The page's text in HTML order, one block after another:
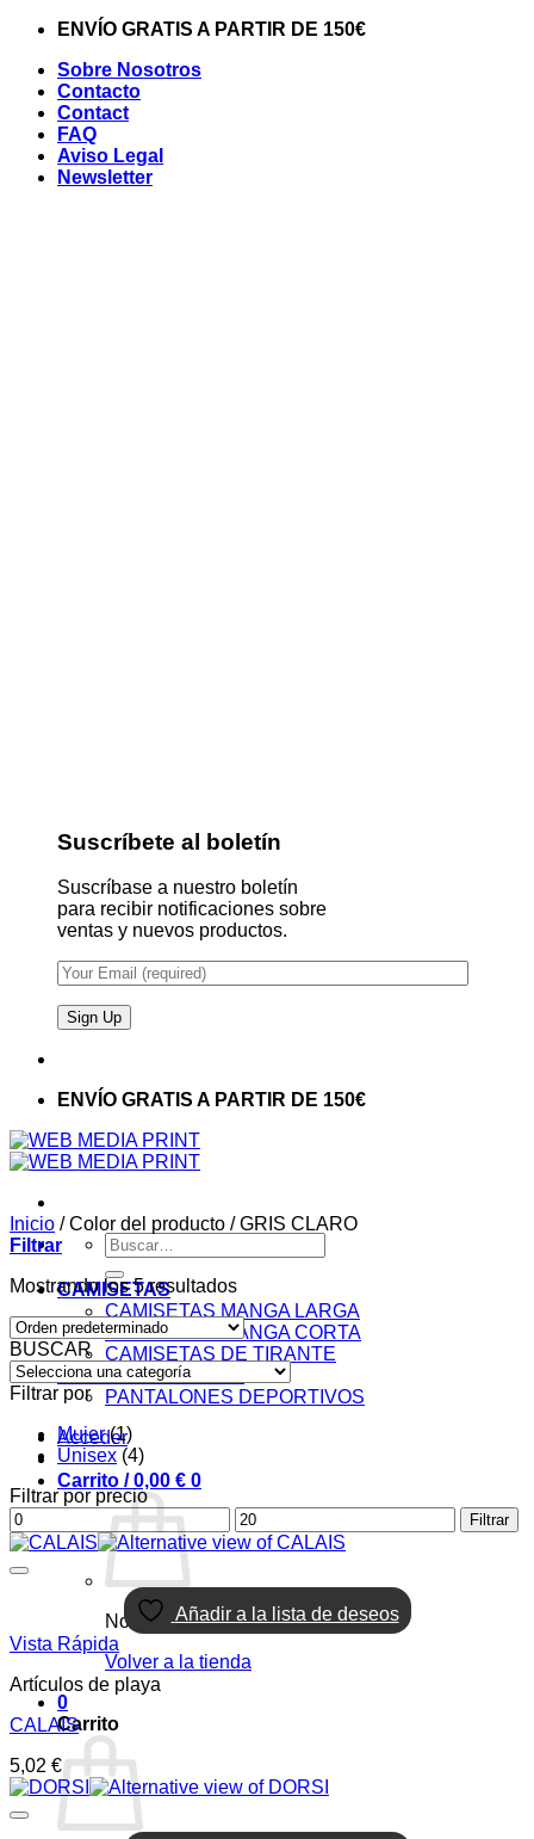
Saltar
contenido
ENVÍO GRATIS A PARTIR DE 150€
Sobre Nosotros
Contacto
Contact
FAQ
Aviso Legal
Newsletter
Suscríbete al boletín
Suscríbase a nuestro boletín
para recibir notificaciones sobre
ventas y nuevos productos.
ENVÍO GRATIS A PARTIR DE 150€
Buscar
por:
CAMISETAS
CAMISETAS MANGA LARGA
CAMISETAS MANGA CORTA
CAMISETAS DE TIRANTE
COLECCIÓN SPORT
PANTALONES DEPORTIVOS
Acceder
Carrito /0,00 € 0
No hay productos en el carrito.
Volver a la tienda
0
Carrito
Inicio /Color del producto /GRIS CLARO
Filtrar
Mostrando los 5 resultados
BUSCAR
Filtrar por
Mujer (1)
Unisex (4)
Filtrar por precio
Precio
mínimo
Precio
máximo
Filtrar
Añadir a la lista de deseos
Vista Rápida
Artículos de playa
CALAIS
5,02 €